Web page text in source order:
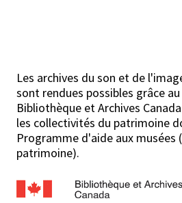
Les archives du son et de
sont rendues possibles grâce
Bibliothèque et Archives
les collectivités du patrimoine
Programme d'aide aux musées
patrimoine).